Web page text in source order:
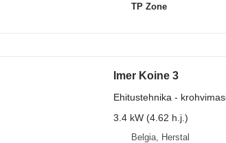
TP Zone
Imer Koine 3
Ehitustehnika -
3.4 kW (4.62 h.j.)
Belgia, Herstal